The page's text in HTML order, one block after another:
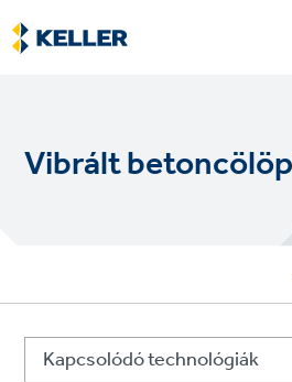
Skip
to
main
Vibrált
Kapcsolódó technológiák